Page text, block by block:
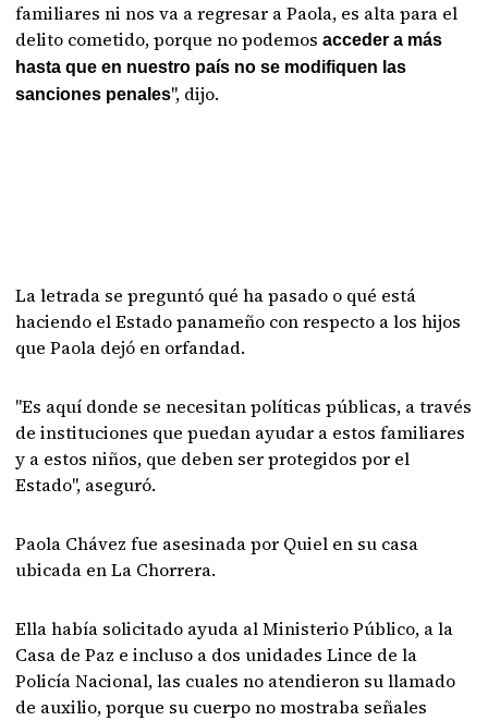
familiares ni nos va a regresar a Paola, es alta para el
delito cometido, porque no podemosacceder a más
hasta que en nuestro país no se modifiquen las
sanciones penales", dijo.
La letrada se preguntó qué ha pasado o qué está
haciendo el Estado panameño con respecto a los hijos
que Paola dejó en orfandad.
"Es aquí donde se necesitan políticas públicas, a través
de instituciones que puedan ayudar a estos familiares
y a estos niños, que deben ser protegidos por el
Estado", aseguró.
Paola Chávez fue asesinada por Quiel en su casa
ubicada en La Chorrera.
Ella había solicitado ayuda al Ministerio Público, a la
Casa de Paz e incluso a dos unidades Lince de la
Policía Nacional, las cuales no atendieron su llamado
de auxilio, porque su cuerpo no mostraba señales